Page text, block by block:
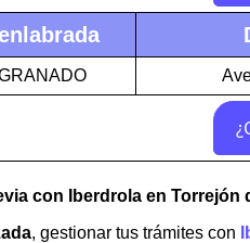
con Iberdrola en Torrejón
, gestionar tus trámites con